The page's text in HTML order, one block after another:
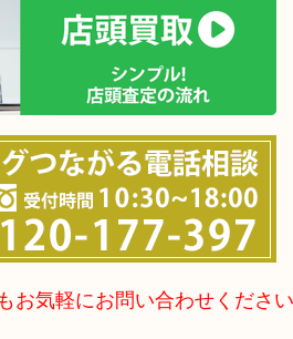
お気軽にお問い合わせください